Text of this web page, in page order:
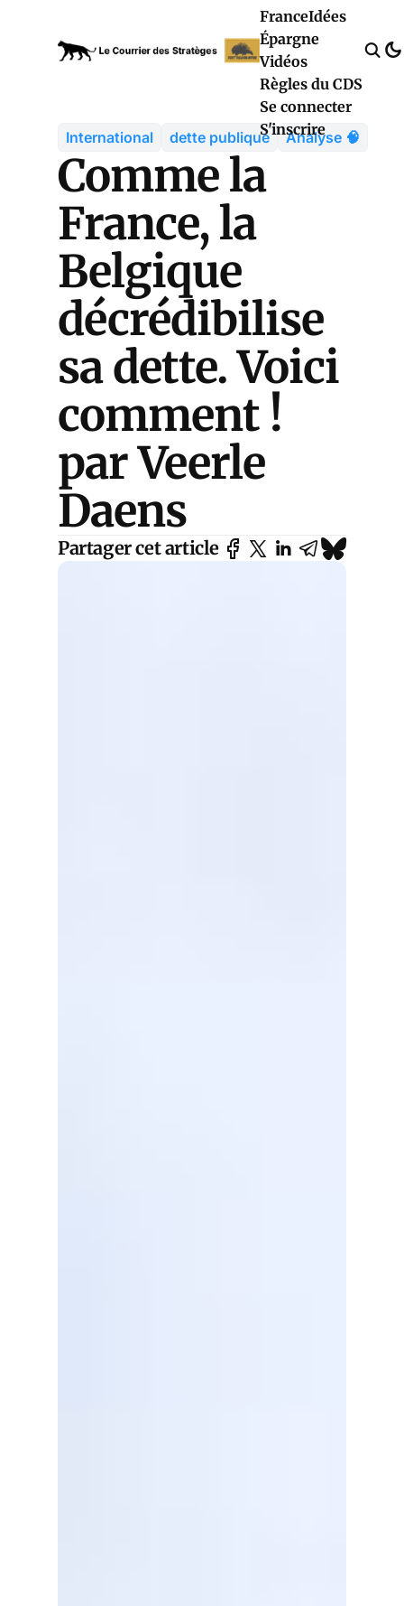
FranceIdées
Épargne
Vidéos
Règles du CDS
Se connecter
S'inscrire
International dette publique Analyse 🧠
Comme la
France, la
Belgique
décrédibilise
sa dette. Voici
comment !
par Veerle
Daens
Partager cet article